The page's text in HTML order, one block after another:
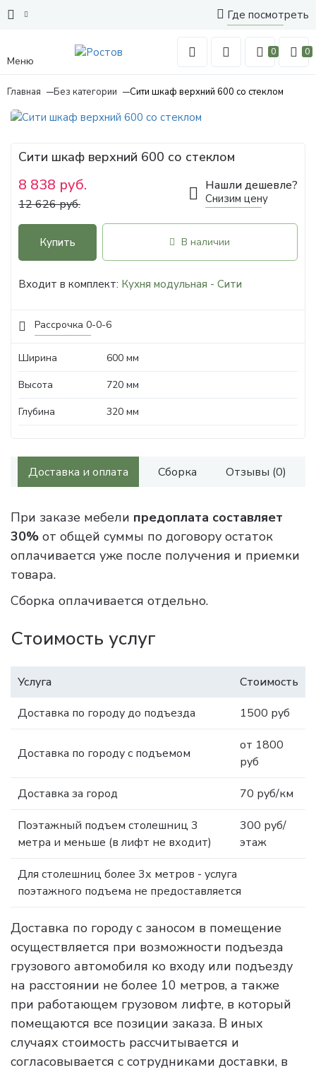
Где посмотреть
Меню
0 0
Главная Без категории Сити шкаф верхний 600 со стеклом
Рассрочка 0-0-6
Сити шкаф верхний 600 со стеклом
8 838 руб.
12 626 руб.
Нашли дешевле?
Снизим цену
Купить В наличии
Входит в комплект: Кухня модульная - Сити
Ширина
600 мм
Высота
720 мм
Глубина
320 мм
Доставка и оплата Сборка Отзывы (0)
При заказе мебели предоплата составляет
30% от общей суммы по договору остаток
оплачивается уже после получения и приемки
товара.
Сборка оплачивается отдельно.
Стоимость услуг
Услуга
Стоимость
Доставка по городу до подъезда
1500 руб
Доставка по городу с подъемом
от 1800
руб
Доставка за город 70 руб/км
Поэтажный подъем столешниц 3
метра и меньше (в лифт не входит)
300 руб/
этаж
Для столешниц более 3х метров - услуга
поэтажного подъема не предоставляется
Доставка по городу с заносом в помещение
осуществляется при возможности подъезда
грузового автомобиля ко входу или подъезду
на расстоянии не более 10 метров, а также
при работающем грузовом лифте, в который
помещаются все позиции заказа. В иных
случаях стоимость рассчитывается и
согласовывается с сотрудниками доставки, в